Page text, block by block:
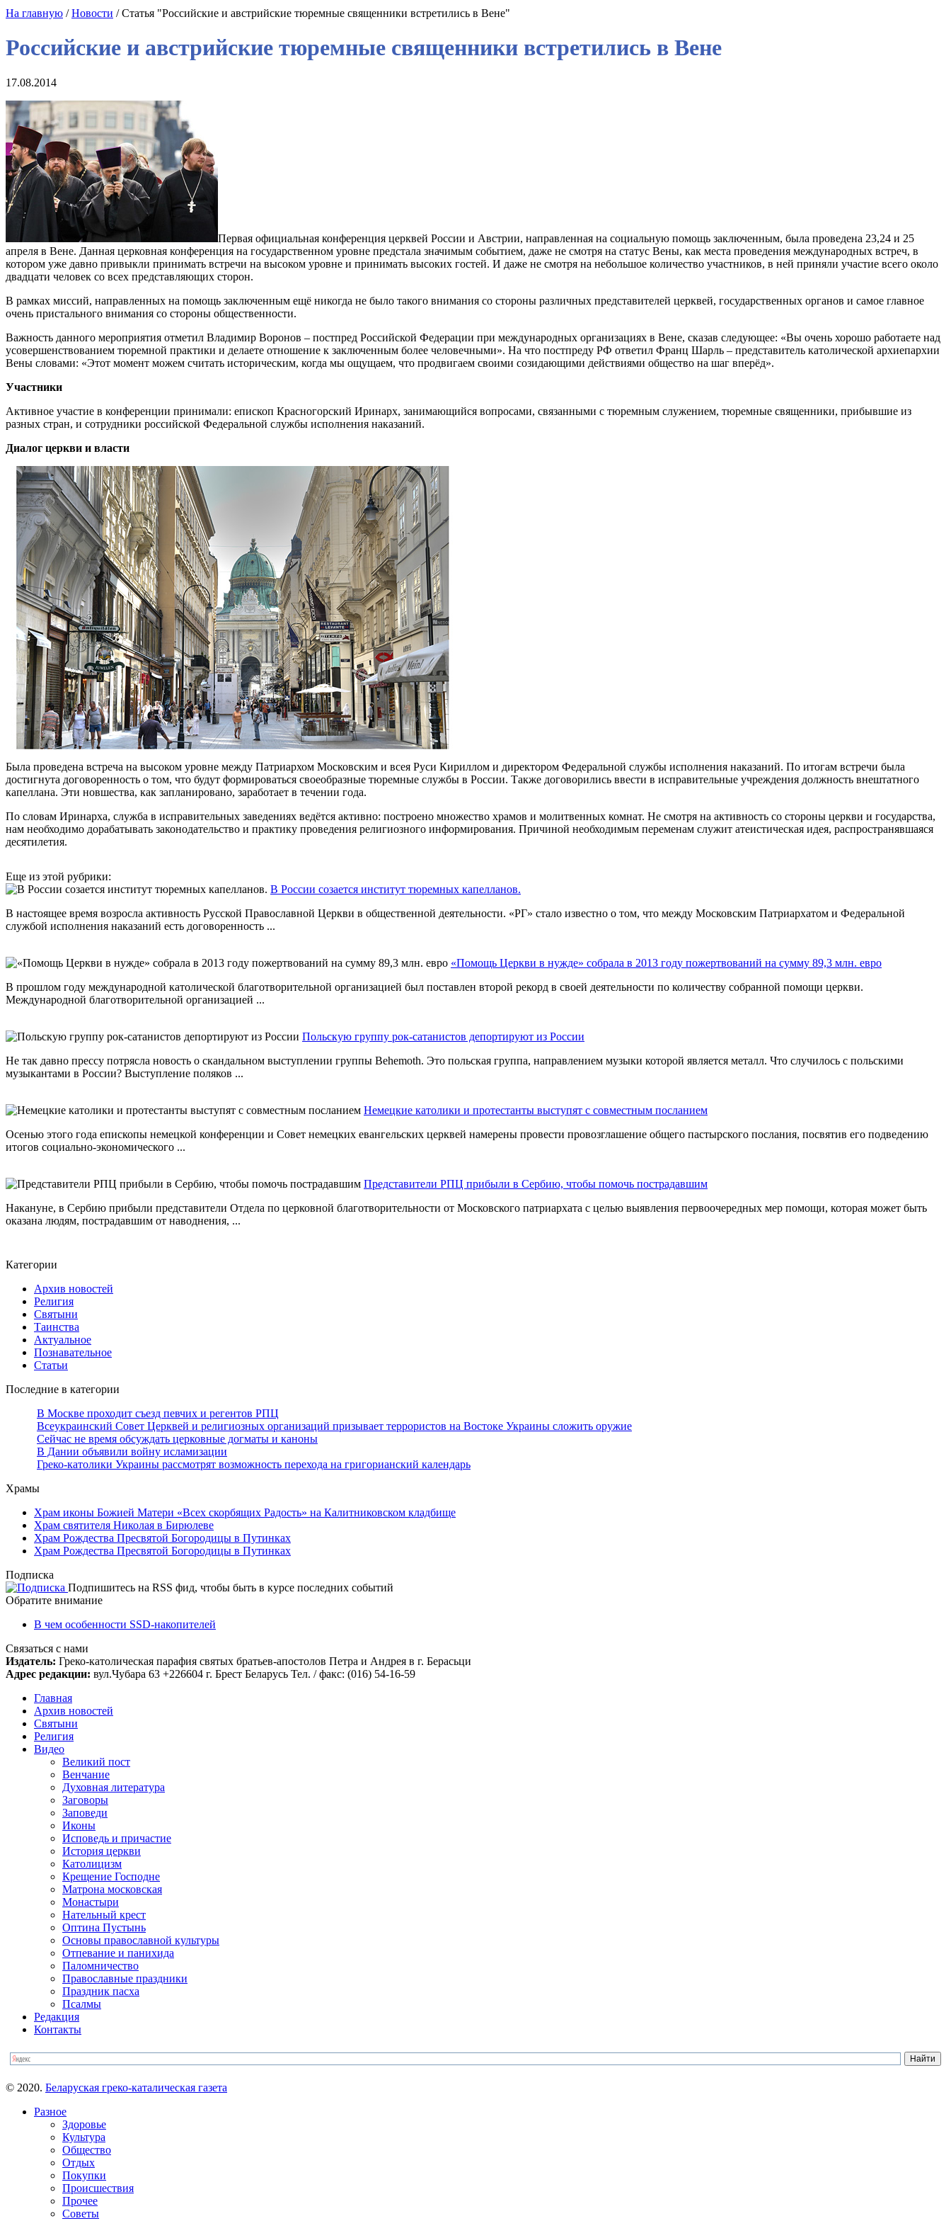
На главную /Новости / Статья "Российские и австрийские тюремные священники встретились в Вене"
Российские и австрийские тюремные священники встретились в Вене
17.08.2014
Первая официальная конференция церквей России и Австрии, направленная на социальную помощь заключенным, была проведена 23,24 и 25
апреля в Вене. Данная церковная конференция на государственном уровне предстала значимым событием, даже не смотря на статус Вены, как места проведения международных встреч, в
котором уже давно привыкли принимать встречи на высоком уровне и принимать высоких гостей. И даже не смотря на небольшое количество участников, в ней приняли участие всего около
двадцати человек со всех представляющих сторон.
В рамках миссий, направленных на помощь заключенным ещё никогда не было такого внимания со стороны различных представителей церквей, государственных органов и самое главное
очень пристального внимания со стороны общественности.
Важность данного мероприятия отметил Владимир Воронов – постпред Российской Федерации при международных организациях в Вене, сказав следующее: «Вы очень хорошо работаете над
усовершенствованием тюремной практики и делаете отношение к заключенным более человечными». На что постпреду РФ ответил Франц Шарль – представитель католической архиепархии
Вены словами: «Этот момент можем считать историческим, когда мы ощущаем, что продвигаем своими созидающими действиями общество на шаг вперёд».
Участники
Активное участие в конференции принимали: епископ Красногорский Иринарх, занимающийся вопросами, связанными с тюремным служением, тюремные священники, прибывшие из
разных стран, и сотрудники российской Федеральной службы исполнения наказаний.
Диалог церкви и власти
Была проведена встреча на высоком уровне между Патриархом Московским и всея Руси Кириллом и директором Федеральной службы исполнения наказаний. По итогам встречи была
достигнута договоренность о том, что будут формироваться своеобразные тюремные службы в России. Также договорились ввести в исправительные учреждения должность внештатного
капеллана. Эти новшества, как запланировано, заработает в течении года.
По словам Иринарха, служба в исправительных заведениях ведётся активно: построено множество храмов и молитвенных комнат. Не смотря на активность со стороны церкви и государства,
нам необходимо дорабатывать законодательство и практику проведения религиозного информирования. Причиной необходимым переменам служит атеистическая идея, распространявшаяся
десятилетия.
Еще из этой рубрики:
В России созается институт тюремных капелланов.
В настоящее время возросла активность Русской Православной Церкви в общественной деятельности. «РГ» стало известно о том, что между Московским Патриархатом и Федеральной
службой исполнения наказаний есть договоренность ...
«Помощь Церкви в нужде» собрала в 2013 году пожертвований на сумму 89,3 млн. евро
В прошлом году международной католической благотворительной организацией был поставлен второй рекорд в своей деятельности по количеству собранной помощи церкви.
Международной благотворительной организацией ...
Польскую группу рок-сатанистов депортируют из России
Не так давно прессу потрясла новость о скандальном выступлении группы Behemoth. Это польская группа, направлением музыки которой является металл. Что случилось с польскими
музыкантами в России? Выступление поляков ...
Немецкие католики и протестанты выступят с совместным посланием
Осенью этого года епископы немецкой конференции и Совет немецких евангельских церквей намерены провести провозглашение общего пастырского послания, посвятив его подведению
итогов социально-экономического ...
Представители РПЦ прибыли в Сербию, чтобы помочь пострадавшим
Накануне, в Сербию прибыли представители Отдела по церковной благотворительности от Московского патриархата с целью выявления первоочередных мер помощи, которая может быть
оказана людям, пострадавшим от наводнения, ...
Категории
Архив новостей
Религия
Святыни
Таинства
Актуальное
Познавательное
Статьи
Последние в категории
В Москве проходит съезд певчих и регентов РПЦ
Всеукраинский Совет Церквей и религиозных организаций призывает террористов на Востоке Украины сложить оружие
Сейчас не время обсуждать церковные догматы и каноны
В Дании объявили войну исламизации
Греко-католики Украины рассмотрят возможность перехода на григорианский календарь
Храмы
Храм иконы Божией Матери «Всех скорбящих Радость» на Калитниковском кладбище
Храм святителя Николая в Бирюлеве
Храм Рождества Пресвятой Богородицы в Путинках
Храм Рождества Пресвятой Богородицы в Путинках
Подписка
Подпишитесь на RSS фид, чтобы быть в курсе последних событий
Обратите внимание
В чем особенности SSD-накопителей
Связаться с нами
Издатель: Греко-католическая парафия святых братьев-апостолов Петра и Андрея в г. Берасьци
Адрес редакции: вул.Чубара 63 +226604 г. Брест Беларусь Тел. / факс: (016) 54-16-59
Главная
Архив новостей
Святыни
Религия
Видео
Великий пост
Венчание
Духовная литература
Заговоры
Заповеди
Иконы
Исповедь и причастие
История церкви
Католицизм
Крещение Господне
Матрона московская
Монастыри
Нательный крест
Оптина Пустынь
Основы православной культуры
Отпевание и панихида
Паломничество
Православные праздники
Праздник пасха
Псалмы
Редакция
Контакты
© 2020. Беларуская греко-каталическая газета
Разное
Здоровье
Культура
Общество
Отдых
Покупки
Происшествия
Прочее
Советы